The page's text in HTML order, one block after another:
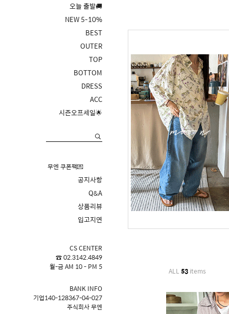
오늘 출발🚚
NEW 5-10%
BEST
OUTER
TOP
BOTTOM
DRESS
ACC
시즌오프세일🌟
무엔 쿠폰팩💌
공지사항
Q&A
상품리뷰
입고지연
CS CENTER
☎ 02.3142.4849
월-금 AM 10 - PM 5
BANK INFO
기업140-128367-04-027
주식회사 무엔
ALL 53 items